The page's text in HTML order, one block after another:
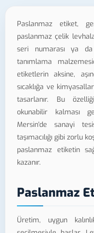
Paslanmaz etiket,
paslanmaz çelik
seri numarası ya
tanımlama
etiketlerin aksine,
sıcaklığa ve
tasarlanır. Bu
okunabilir kalması
Mersin'de sanayi
taşımacılığı gibi zorlu
paslanmaz etiketin
kazanır.
Paslanmaz
Üretim, uygun